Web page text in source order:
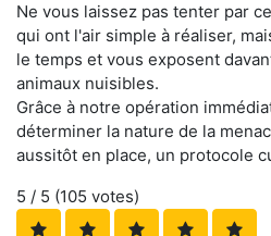
Ne vous laissez pas tenter par
qui ont l'air simple à réaliser,
le temps et vous exposent
animaux nuisibles.
Grâce à notre opération
déterminer la nature de la
aussitôt en place, un protocole
5 / 5 (105 votes)